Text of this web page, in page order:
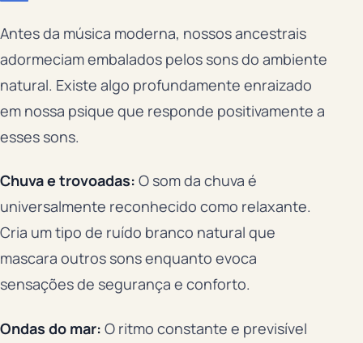
Antes da música moderna, nossos ancestrais
adormeciam embalados pelos sons do ambiente
natural. Existe algo profundamente enraizado
em nossa psique que responde positivamente a
esses sons.
Chuva e trovoadas: O som da chuva é
universalmente reconhecido como relaxante.
Cria um tipo de ruído branco natural que
mascara outros sons enquanto evoca
sensações de segurança e conforto.
Ondas do mar: O ritmo constante e previsível